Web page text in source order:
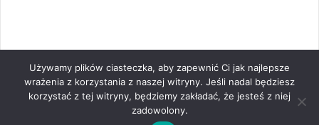
Używamy plików ciasteczka, aby zapewnić Ci jak najlepsze
wrażenia z korzystania z naszej witryny. Jeśli nadal będziesz
korzystać z tej witryny, będziemy zakładać, że jesteś z niej
zadowolony.